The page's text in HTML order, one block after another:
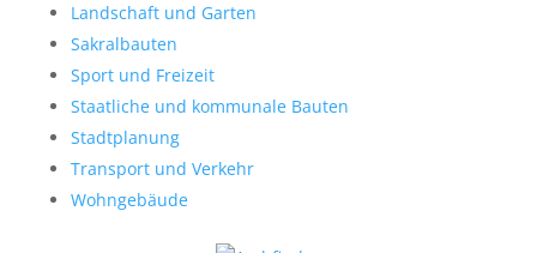
Landschaft und Garten
Sakralbauten
Sport und Freizeit
Staatliche und kommunale Bauten
Stadtplanung
Transport und Verkehr
Wohngebäude